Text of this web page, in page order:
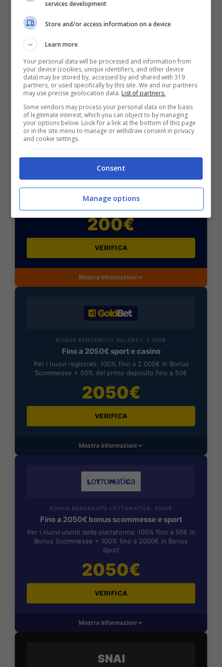
50€ sul primo deposito PIÙ INFO
ISCRIVITI al canale
GRATIS le notifiche con altri pronostici last
minute esclusivi anche su MARCATORI, TIRI E
AMMONITI:CLICCA QUI
Bonus 50€ SENZA deposito + fino a 50€ di
rimborso
Bonus 50€ senza deposito sport + fino a 50€ di
bonus rimborso sul primo deposito
200€
VERIFICA
Mostra Informazioni
BONUS BENVENUTO GOLDBET: 2.050€
Fino a 2050€ sport e casino
Per i nuovi registrati: 100% fino a 2.000€ in Bonus
Scommesse + 50% del primo deposito fino a 50€
2050€
VERIFICA
Mostra Informazioni
BONUS BENVENUTO LOTTOMATICA: 2050€
Fino a 2050€ bonus scommesse e sport
Per i nuovi utenti della piattaforma: 100% fino a 50€ in
Bonus Scommesse + 100% fino a 2000€ in Bonus
Sport
2050€
VERIFICA
Mostra Informazioni
SNAI
services development
Store and/or access information on a device
Learn more
Your personal data will be processed and information from
your device (cookies, unique identifiers, and other device
data) may be stored by, accessed by and shared with 319
partners, or used specifically by this site. We and our partners
may use precise geolocation data. List of partners.
Some vendors may process your personal data on the basis
of legitimate interest, which you can object to by managing
your options below. Look for a link at the bottom of this page
or in the site menu to manage or withdraw consent in privacy
and cookie settings.
Consent
Manage options